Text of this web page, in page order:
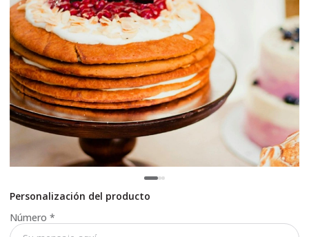
Personalización del producto
Número *